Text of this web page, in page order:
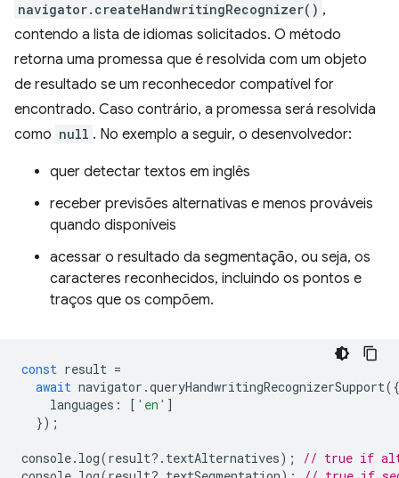
navigator.createHandwritingRecognizer() ,
contendo a lista de idiomas solicitados. O método
retorna uma promessa que é resolvida com um objeto
de resultado se um reconhecedor compatível for
encontrado. Caso contrário, a promessa será resolvida
como null . No exemplo a seguir, o desenvolvedor:
quer detectar textos em inglês
receber previsões alternativas e menos prováveis
quando disponíveis
acessar o resultado da segmentação, ou seja, os
caracteres reconhecidos, incluindo os pontos e
traços que os compõem.
const result =
await navigator .queryHandwritingRecognizerSupport({
languages : [ 'en' ]
});
console. log(result? . textAlternatives);
// true if